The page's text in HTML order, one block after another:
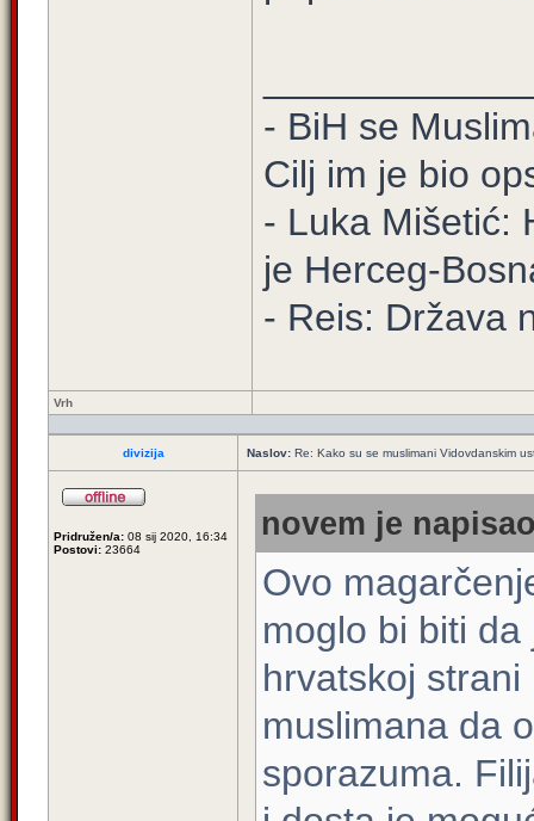
- BiH se
Cilj im je bio
- Luka Mišetić:
je Herceg-
- Reis: Država
Vrh
divizija Naslov: Re: Kako su se muslimani Vidovdanskim
Pridružen/a: 08 sij 2020, 16:34
Postovi: 23664
novem je
Ovo
moglo bi biti
hrvatskoj
muslimana da
sporazuma.